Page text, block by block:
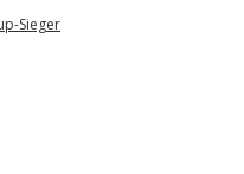
Sieger